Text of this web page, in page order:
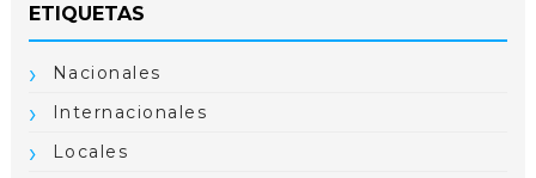
ETIQUETAS
Nacionales
Internacionales
Locales